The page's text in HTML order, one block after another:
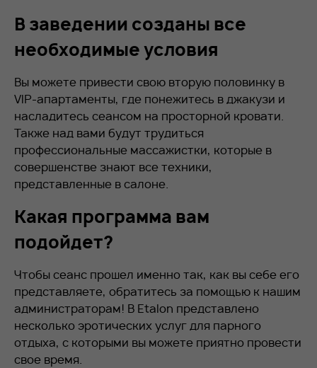
В заведении созданы все
необходимые условия
Вы можете привести свою вторую половинку в
VIP-апартаменты, где понежитесь в джакузи и
насладитесь сеансом на просторной кровати.
Также над вами будут трудиться
профессиональные массажистки, которые в
совершенстве знают все техники,
представленные в салоне.
Какая программа вам
подойдет?
Чтобы сеанс прошел именно так, как вы себе его
представляете, обратитесь за помощью к нашим
администраторам! В Etalon представлено
несколько эротических услуг для парного
отдыха, с которыми вы можете приятно провести
свое время.